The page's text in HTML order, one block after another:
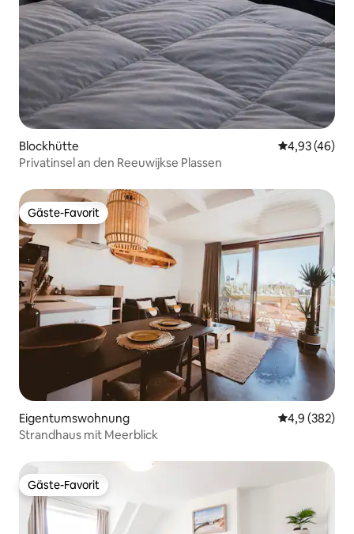
Blockhütte
4,93 (46)
Privatinsel an den Reeuwijkse Plassen
Gäste-Favorit
Gäste-Favorit
Eigentumswohnung
4,9 (382)
Strandhaus mit Meerblick
Gäste-Favorit
Gäste-Favorit